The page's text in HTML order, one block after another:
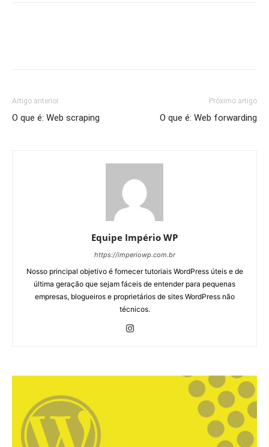
Artigo anterior
O que é: Web scraping
Próximo artigo
O que é: Web forwarding
Equipe Império WP
https://imperiowp.com.br
Nosso principal objetivo é fornecer tutoriais WordPress úteis e de
última geração que sejam fáceis de entender para pequenas
empresas, blogueiros e proprietários de sites WordPress não
técnicos.